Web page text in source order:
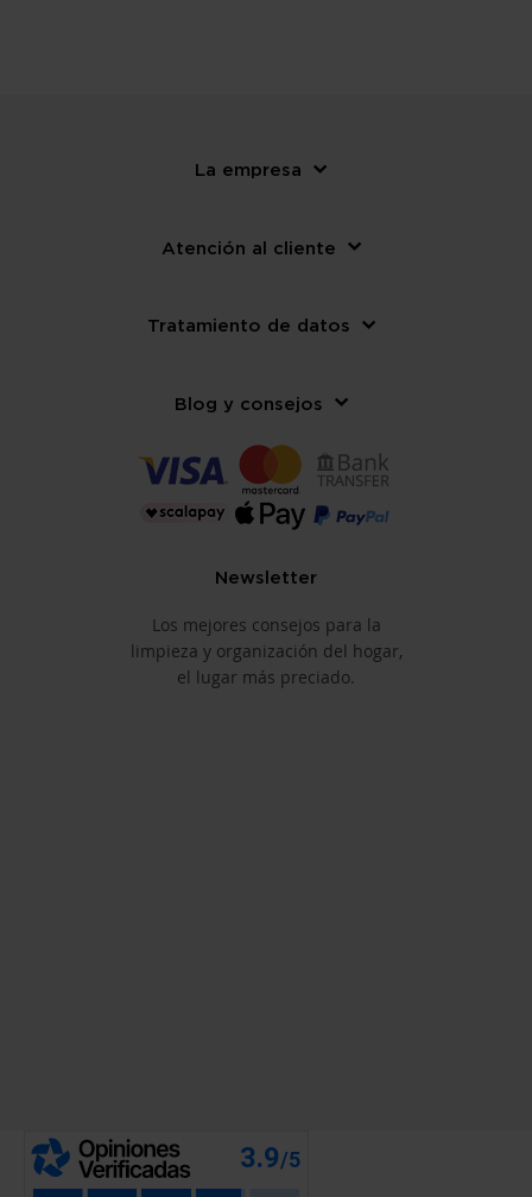
La empresa
Atención al cliente
Tratamiento de datos
Blog y consejos
Newsletter
Los mejores consejos para la
limpieza y organización del hogar,
el lugar más preciado.